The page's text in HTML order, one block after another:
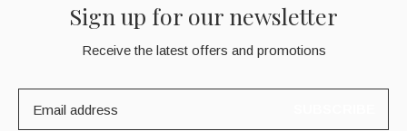
Sign up for our newsletter
Receive the latest offers and promotions